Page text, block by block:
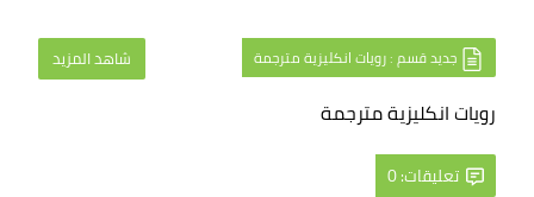
جديد قسم : رويات انكليزية مترجمة شاهد المزيد
رويات انكليزية مترجمة
تعليقات: 0